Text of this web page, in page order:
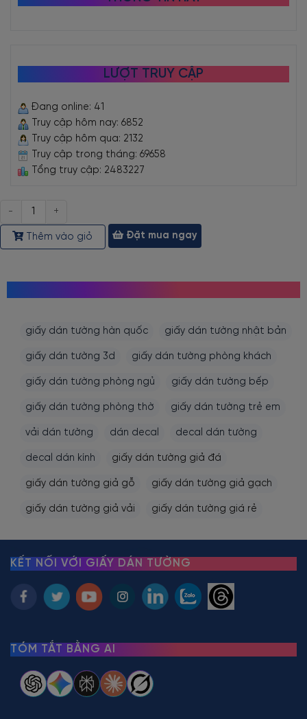
LƯỢT TRUY CẬP
Đang online: 41
Truy cập hôm nay: 6852
Truy cập hôm qua: 2132
Truy cập trong tháng: 69658
Tổng truy cập: 2483227
Số
lượng
Thêm vào giỏ
Đặt mua ngay
giấy dán tường hàn quốc giấy dán tường nhật bản
giấy dán tường 3d giấy dán tường phòng khách
giấy dán tường phòng ngủ giấy dán tường bếp
giấy dán tường phòng thờ giấy dán tường trẻ em
vải dán tường dán decal decal dán tường
decal dán kính giấy dán tường giả đá
giấy dán tường giả gỗ giấy dán tường giả gạch
giấy dán tường giả vải giấy dán tường giá rẻ
KẾT NỐI VỚI GIẤY DÁN TƯỜNG
TÓM TẮT BẰNG AI